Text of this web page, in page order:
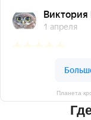
Планета